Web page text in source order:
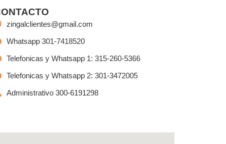
zingalclientes@gmail.com
Whatsapp 301-7418520
Telefonicas y Whatsapp 1: 315-260-5366
Telefonicas y Whatsapp 2: 301-3472005
Administrativo 300-6191298